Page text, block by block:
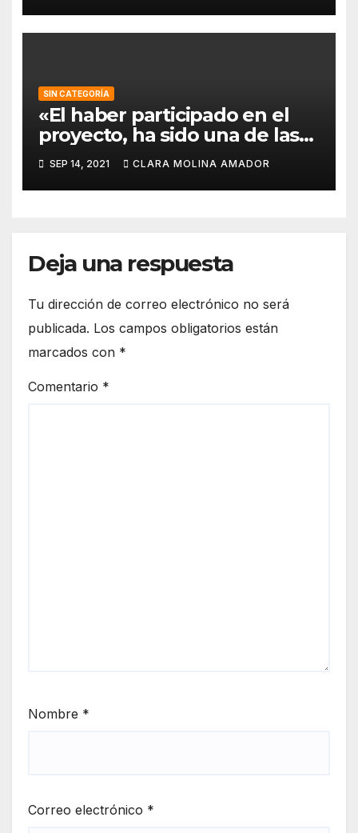
SIN CATEGORÍA
«El haber participado en el
proyecto, ha sido una de las
mejores experiencias que he
vivido, pues a pesar de la
barrera del idioma, he sido
SEP 14, 2021 CLARA MOLINA AMADOR
Deja una respuesta
Tu dirección de correo electrónico no será
publicada. Los campos obligatorios están
marcados con *
Comentario *
Nombre *
Correo electrónico *